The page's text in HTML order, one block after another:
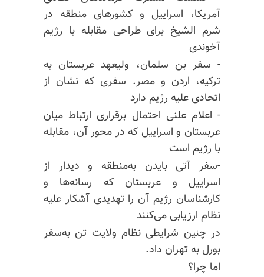
آمریکا، اسراییل و کشورهای منطقه در
شرم الشیخ برای طراحی مقابله با رژیم
آخوندی
- سفر بن سلمان، ولیعهد عربستان به
ترکیه، اردن و مصر. سفری که نشان از
اتحادی علیه رژیم دارد
- اعلام علنی احتمال برقراری ارتباط میان
عربستان و اسراییل که در محور آن، مقابله
با رژیم است
-سفر آتی بایدن به‌منطقه و دیدار از
اسراییل و عربستان که رسانه‌ها و
کارشناسان رژیم آن را تهدیدی آشکار علیه
نظام ارزیابی می‌کنند
در چنین شرایطی نظام ولایت تن به‌سفر
بورل به تهران داد.
اما چرا؟